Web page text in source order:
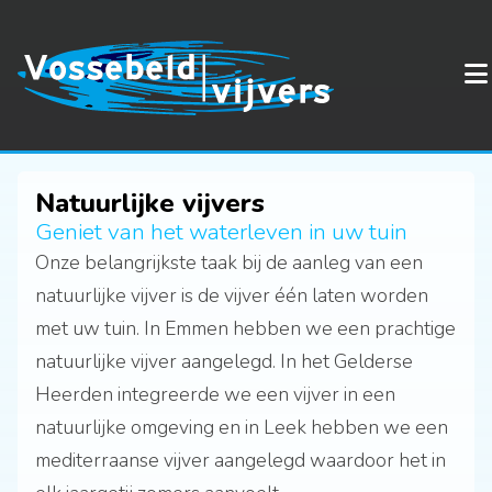
Natuurlijke vijvers
Geniet van het waterleven in uw tuin
Onze belangrijkste taak bij de aanleg van een
natuurlijke vijver is de vijver één laten worden
met uw tuin. In Emmen hebben we een prachtige
natuurlijke vijver aangelegd. In het Gelderse
Heerden integreerde we een vijver in een
natuurlijke omgeving en in Leek hebben we een
mediterraanse vijver aangelegd waardoor het in